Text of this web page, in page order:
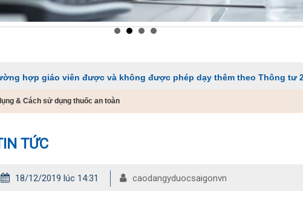
viên được và không được phép dạy thêm theo Thông tư 29
& Cách sử dụng thuốc an toàn
TỨC
18/12/2019 lúc 14:31 caodangyduocsaigonvn